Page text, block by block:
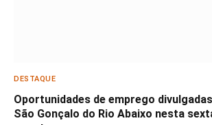
DESTAQUE
Oportunidades de emprego
São Gonçalo do Rio Abaixo nesta